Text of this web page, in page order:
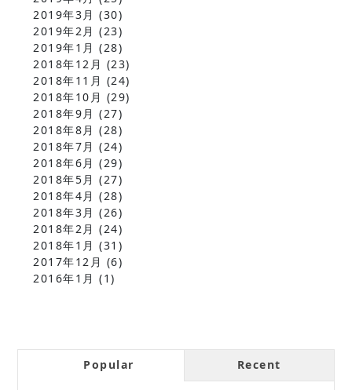
2019年3月 (30)
2019年2月 (23)
2019年1月 (28)
2018年12月 (23)
2018年11月 (24)
2018年10月 (29)
2018年9月 (27)
2018年8月 (28)
2018年7月 (24)
2018年6月 (29)
2018年5月 (27)
2018年4月 (28)
2018年3月 (26)
2018年2月 (24)
2018年1月 (31)
2017年12月 (6)
2016年1月 (1)
Popular Recent